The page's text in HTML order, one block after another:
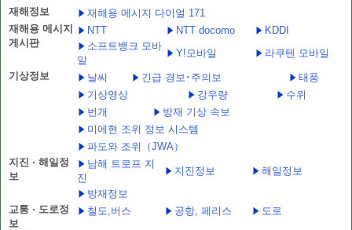
재해정보
재해용 메시지 다이얼 171
재해용 메시지
게시판
NTT NTT docomo
KDDI
소프트뱅크 모바
일
Y!모바일
라쿠텐 모바일
기상정보
날씨 긴급 경보･주의보
태풍
기상영상
강우량
수위
번개
방재 기상 속보
미에현 조위 정보 시스템
파도와 조위（JWA）
지진 · 해일정
보
남해 트로프 지
진
지진정보
해일정보
방재정보
교통 · 도로정
보
철도,버스 공항, 페리스 도로